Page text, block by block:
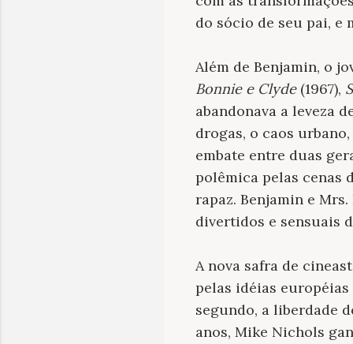
do sócio de seu pai, e
Além de Benjamin, o
Bonnie e Clyde(1967),
abandonava a leveza
drogas, o caos
embate entre duas
polêmica pelas cenas
rapaz. Benjamin e
divertidos e sensuais
A nova safra de
pelas idéias
segundo, a liberdade
anos, Mike Nichols